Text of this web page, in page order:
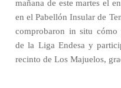
mañana de este martes el
en el Pabellón Insular de
comprobaron in situ cómo
de la Liga Endesa y
recinto de Los Majuelos,